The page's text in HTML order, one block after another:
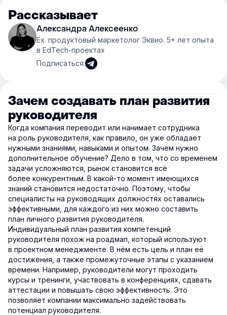
Рассказывает
Александра Алексеенко
Ex. продуктовый маркетолог Эквио. 5+ лет опыта
в EdTech-проектах
Подписаться:
Зачем создавать план развития
руководителя
Когда компания переводит или нанимает сотрудника
на роль руководителя, как правило, он уже обладает
нужными знаниями, навыками и опытом. Зачем нужно
дополнительное обучение? Дело в том, что со временем
задачи усложняются, рынок становится всё
более конкурентным. В какой-то момент имеющихся
знаний становится недостаточно. Поэтому, чтобы
специалисты на руководящих должностях оставались
эффективными, для каждого из них можно составить
план личного развития руководителя.
Индивидуальный план развития компетенций
руководителя похож на роадмап, который используют
в проектном менеджменте. В нём есть цель и план её
достижения, а также промежуточные этапы с указанием
времени. Например, руководители могут проходить
курсы и тренинги, участвовать в конференциях, сдавать
аттестации и повышать свою эффективность. Это
позволяет компании максимально задействовать
потенциал руководителя.